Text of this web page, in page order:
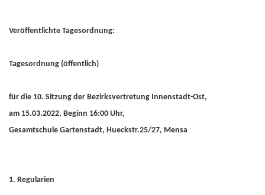
Veröffentlichte Tagesordnung:
Tagesordnung (öffentlich)
für die 10. Sitzung der Bezirksvertretung Innenstadt-Ost,
am 15.03.2022, Beginn 16:00 Uhr,
Gesamtschule Gartenstadt, Hueckstr.25/27, Mensa
1. Regularien